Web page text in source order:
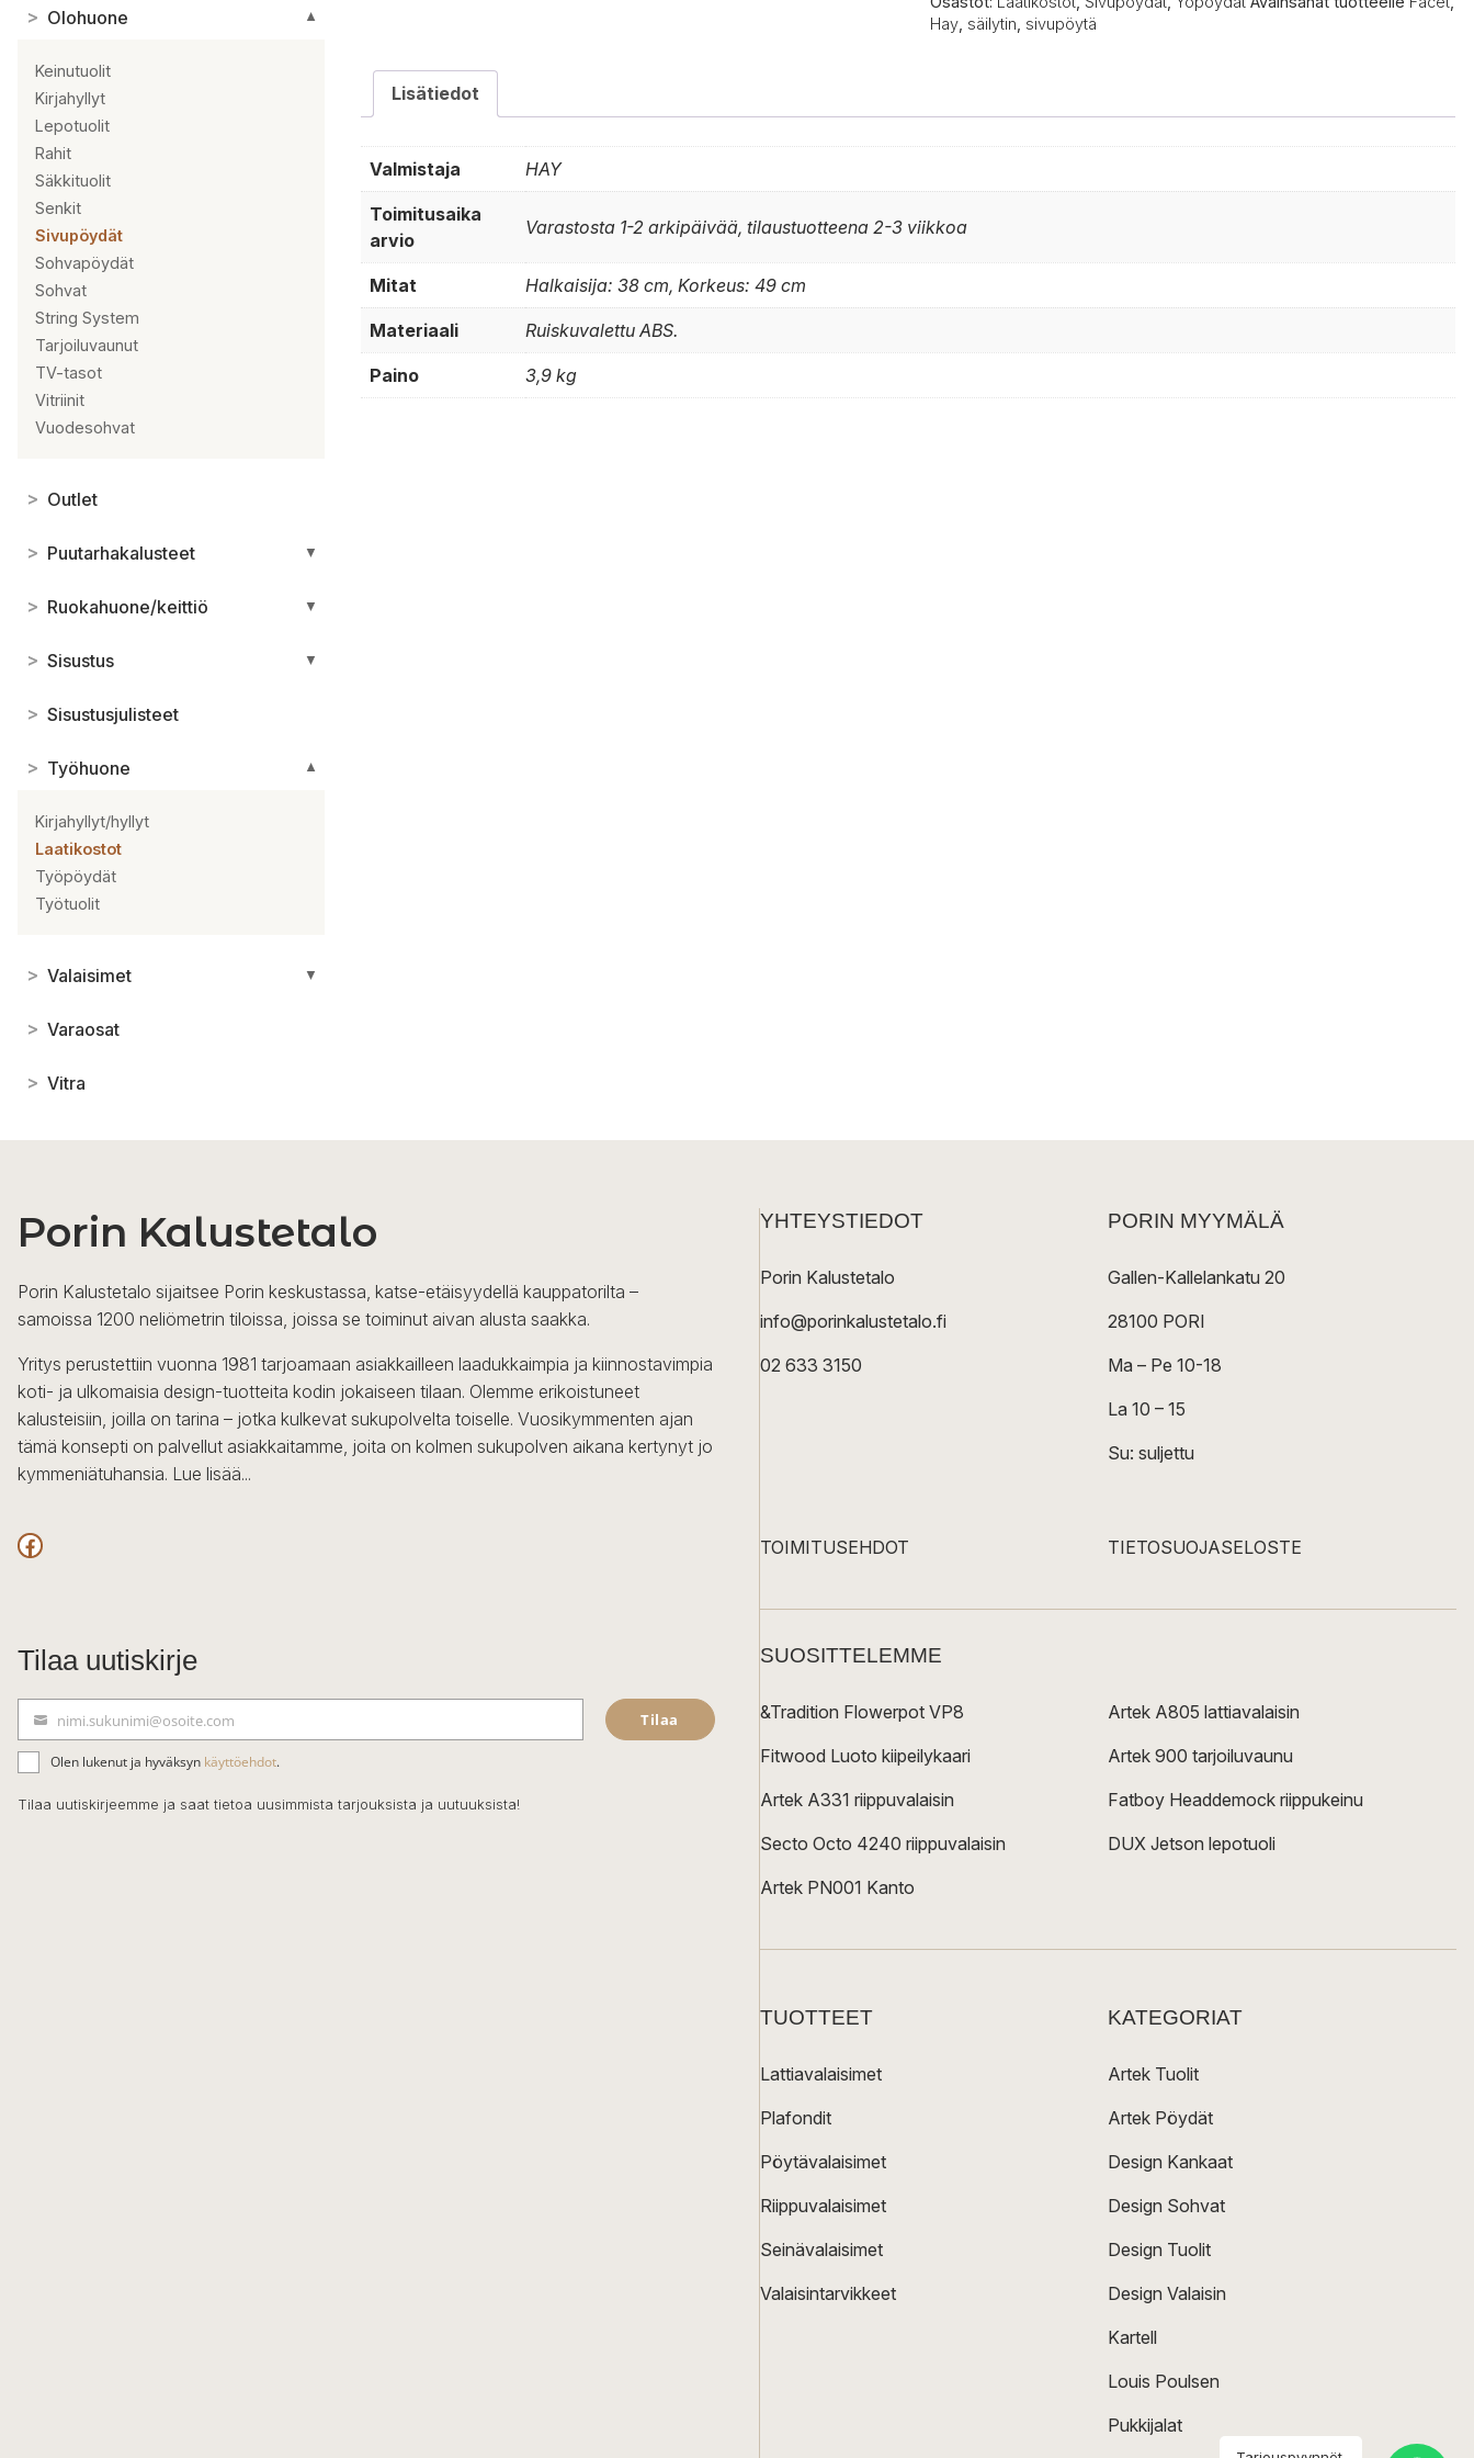
> Olohuone ▼
Keinutuolit
Kirjahyllyt
Lepotuolit
Rahit
Säkkituolit
Senkit
Sivupöydät
Sohvapöydät
Sohvat
String System
Tarjoiluvaunut
TV-tasot
Vitriinit
Vuodesohvat
> Outlet
> Puutarhakalusteet ▼
> Ruokahuone/keittiö ▼
> Sisustus ▼
> Sisustusjulisteet
> Työhuone ▼
Kirjahyllyt/hyllyt
Laatikostot
Työpöydät
Työtuolit
> Valaisimet ▼
> Varaosat
> Vitra
Hay, säilytin sivupöytä
Lisätiedot
Valmistaja HAY
Toimitusaika
arvio
Varastosta 1-2 arkipäivää, tilaustuotteena 2-3 viikkoa
Mitat Halkaisija: 38 cm, Korkeus: 49 cm
Materiaali Ruiskuvalettu ABS.
Paino 3,9 kg
Porin Kalustetalo
Porin Kalustetalo sijaitsee Porin keskustassa, katse-etäisyydellä kauppatorilta –
samoissa 1200 neliömetrin tiloissa, joissa se toiminut aivan alusta saakka.
Yritys perustettiin vuonna 1981 tarjoamaan asiakkailleen laadukkaimpia ja kiinnostavimpia
koti- ja ulkomaisia design-tuotteita kodin jokaiseen tilaan. Olemme erikoistuneet
kalusteisiin, joilla on tarina – jotka kulkevat sukupolvelta toiselle. Vuosikymmenten ajan
tämä konsepti on palvellut asiakkaitamme, joita on kolmen sukupolven aikana kertynyt jo
kymmeniätuhansia. Lue lisää...
Facebook
Tilaa uutiskirje
ä
h
k
nimi.sukunimi@osoite.com Tilaa
Olen lukenut ja hyväksyn käyttöehdot.
Tilaa uutiskirjeemme ja saat tietoa uusimmista tarjouksista ja uutuuksista!
YHTEYSTIEDOT
Porin Kalustetalo
info@porinkalustetalo.fi
02 633 3150
PORIN MYYMÄLÄ
Gallen-Kallelankatu 20
28100 PORI
Ma – Pe 10-18
La 10 – 15
Su: suljettu
TOIMITUSEHDOT TIETOSUOJASELOSTE
SUOSITTELEMME
&Tradition Flowerpot VP8
Fitwood Luoto kiipeilykaari
Artek A331 riippuvalaisin
Secto Octo 4240 riippuvalaisin
Artek PN001 Kanto
Artek A805 lattiavalaisin
Artek 900 tarjoiluvaunu
Fatboy Headdemock riippukeinu
DUX Jetson lepotuoli
TUOTTEET
Lattiavalaisimet
Plafondit
Pöytävalaisimet
Riippuvalaisimet
Seinävalaisimet
Valaisintarvikkeet
KATEGORIAT
Artek Tuolit
Artek Pöydät
Design Kankaat
Design Sohvat
Design Tuolit
Design Valaisin
Kartell
Louis Poulsen
Pukkijalat